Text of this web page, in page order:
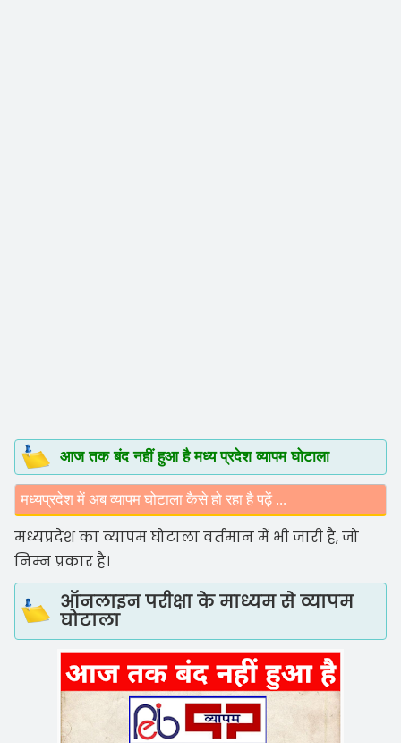
आज तक बंद नहीं हुआ है मध्य प्रदेश व्यापम घोटाला
मध्यप्रदेश में अब व्यापम घोटाला कैसे हो रहा है पढ़ें ...
मध्यप्रदेश का व्यापम घोटाला वर्तमान में भी जारी है, जो
निम्न प्रकार है।
ऑनलाइन परीक्षा के माध्यम से व्यापम
घोटाला